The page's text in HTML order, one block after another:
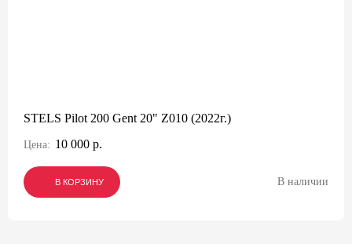
STELS Pilot 200 Gent 20" Z010 (2022г.)
Цена: 10 000 р.
В КОРЗИНУ
В КОРЗИНУ
В КОРЗИНУ В наличии